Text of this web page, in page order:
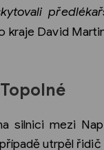
kraje David
silnici mezi
utrpěl řidič